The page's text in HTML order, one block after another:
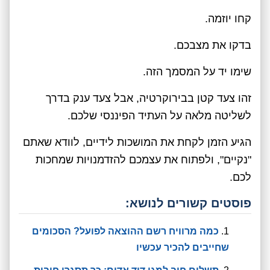
קחו יוזמה.
בדקו את מצבכם.
שימו יד על המסמך הזה.
זהו צעד קטן בבירוקרטיה, אבל צעד ענק בדרך
לשליטה מלאה על העתיד הפיננסי שלכם.
הגיע הזמן לקחת את המושכות לידיים, לוודא שאתם
"נקיים", ולפתוח את עצמכם להזדמנויות שמחכות
לכם.
פוסטים קשורים לנושא:
כמה מרוויח רשם ההוצאה לפועל? הסכומים
שחייבים להכיר עכשיו